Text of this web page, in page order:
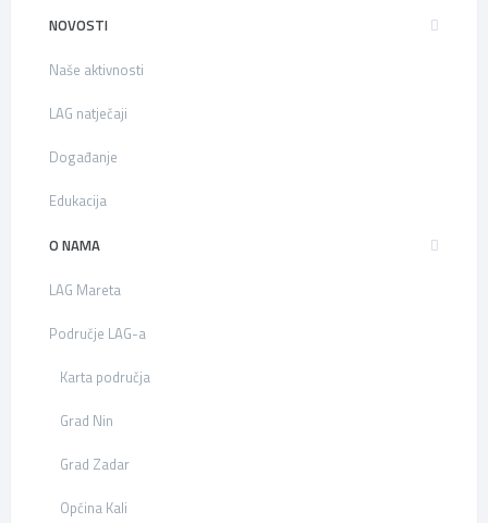
NOVOSTI
Naše aktivnosti
LAG natječaji
Događanje
Edukacija
O NAMA
LAG Mareta
Područje LAG-a
Karta područja
Grad Nin
Grad Zadar
Općina Kali